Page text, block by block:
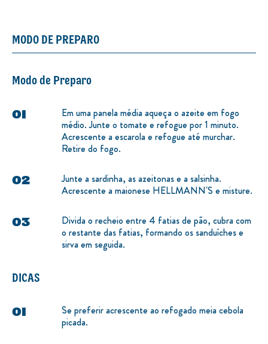
MODO DE PREPARO
Modo de Preparo
Em uma panela média aqueça o azeite em fogo
médio. Junte o tomate e refogue por 1 minuto.
Acrescente a escarola e refogue até murchar.
Retire do fogo.
Junte a sardinha, as azeitonas e a salsinha.
Acrescente a maionese HELLMANN'S e misture.
Divida o recheio entre 4 fatias de pão, cubra com
o restante das fatias, formando os sanduíches e
sirva em seguida.
DICAS
Se preferir acrescente ao refogado meia cebola
picada.